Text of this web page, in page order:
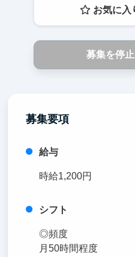
お気に入
募集を停
募集要項
給与
時給1,200円
シフト
◎頻度
月50時間程度